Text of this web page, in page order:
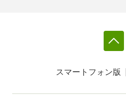
スマートフォン版